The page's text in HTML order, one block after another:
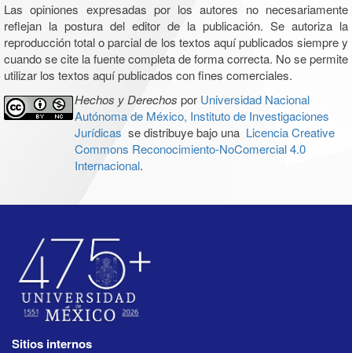
Las opiniones expresadas por los autores no necesariamente
reflejan la postura del editor de la publicación. Se autoriza la
reproducción total o parcial de los textos aquí publicados siempre y
cuando se cite la fuente completa de forma correcta. No se permite
utilizar los textos aquí publicados con fines comerciales.
Hechos y Derechos por Universidad Nacional
Autónoma de México, Instituto de Investigaciones
Jurídicas se distribuye bajo una Licencia Creative
Commons Reconocimiento-NoComercial 4.0
Internacional.
Sitios internos